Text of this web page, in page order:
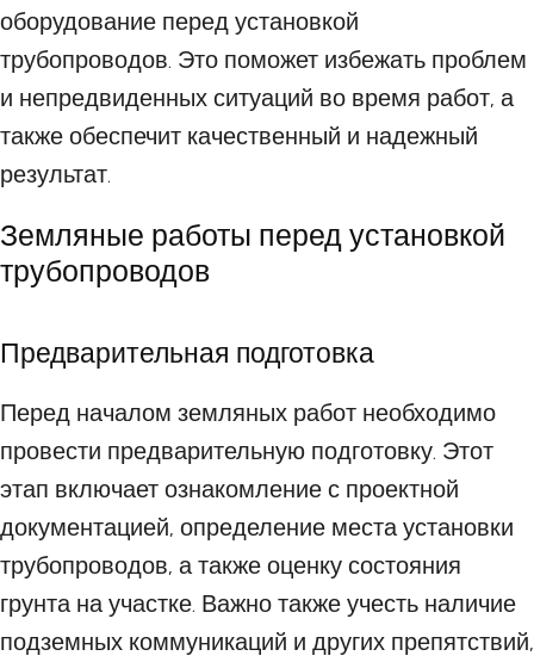
оборудование перед установкой
трубопроводов. Это поможет избежать проблем
и непредвиденных ситуаций во время работ, а
также обеспечит качественный и надежный
результат.
Земляные работы перед установкой
трубопроводов
Предварительная подготовка
Перед началом земляных работ необходимо
провести предварительную подготовку. Этот
этап включает ознакомление с проектной
документацией, определение места установки
трубопроводов, а также оценку состояния
грунта на участке. Важно также учесть наличие
подземных коммуникаций и других препятствий,